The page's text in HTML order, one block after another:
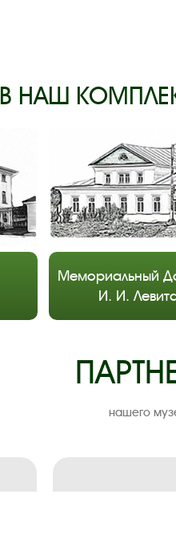
В НАШ
Мемориальный
И. И.
нашего